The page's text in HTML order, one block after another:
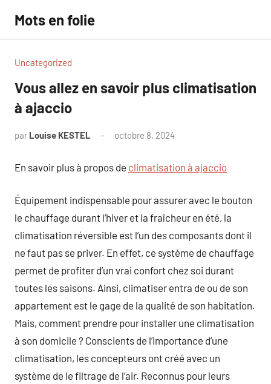
contenu
Mots en folie
Uncategorized
Vous allez en savoir plus climatisation
à ajaccio
par Louise KESTEL octobre 8, 2024
En savoir plus à propos de climatisation à ajaccio
Équipement indispensable pour assurer avec le bouton
le chauffage durant l’hiver et la fraîcheur en été, la
climatisation réversible est l’un des composants dont il
ne faut pas se priver. En effet, ce système de chauffage
permet de profiter d’un vrai confort chez soi durant
toutes les saisons. Ainsi, climatiser entra de ou de son
appartement est le gage de la qualité de son habitation.
Mais, comment prendre pour installer une climatisation
à son domicile ? Conscients de l’importance d’une
climatisation, les concepteurs ont créé avec un
système de le filtrage de l’air. Reconnus pour leurs